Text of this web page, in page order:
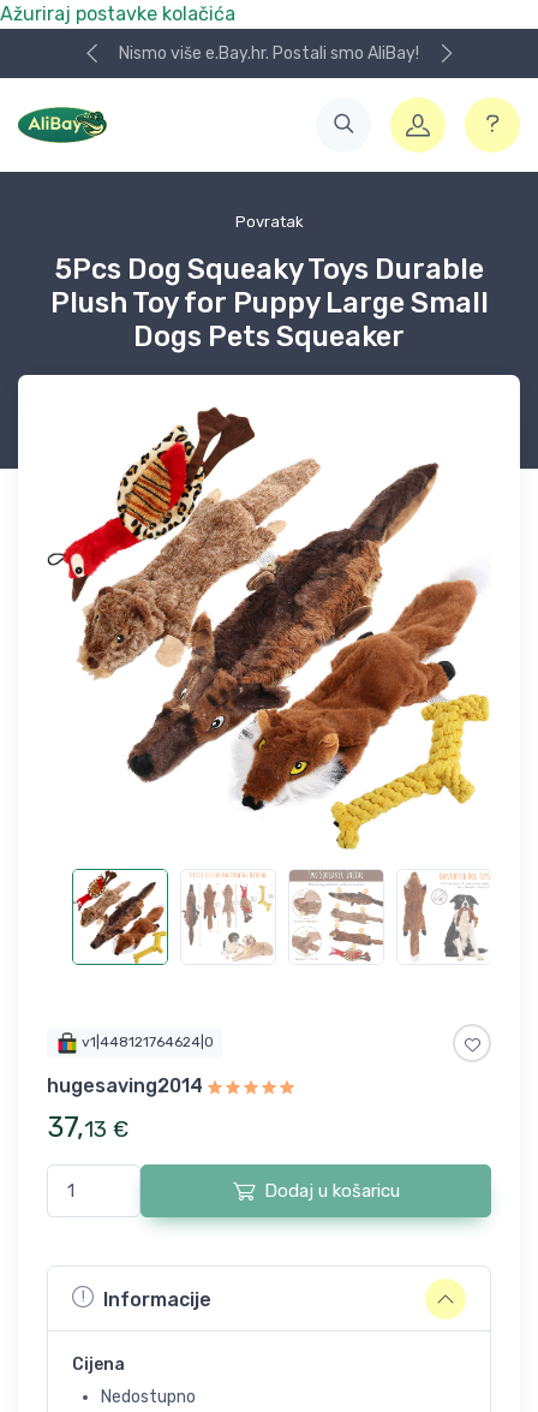
Ažuriraj postavke kolačića
Nismo više e.Bay.hr. Postali smo AliBay!
Povratak
5Pcs Dog Squeaky Toys Durable
Plush Toy for Puppy Large Small
Dogs Pets Squeaker
v1|448121764624|0
hugesaving2014
37,13 €
Dodaj u košaricu
Informacije
Cijena
Nedostupno